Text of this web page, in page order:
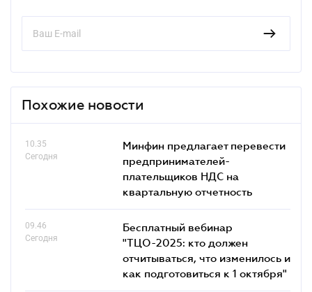
Похожие новости
10.35
Сегодня
Минфин предлагает перевести
предпринимателей-
плательщиков НДС на
квартальную отчетность
09.46
Сегодня
Бесплатный вебинар
"ТЦО-2025: кто должен
отчитываться, что изменилось и
как подготовиться к 1 октября"